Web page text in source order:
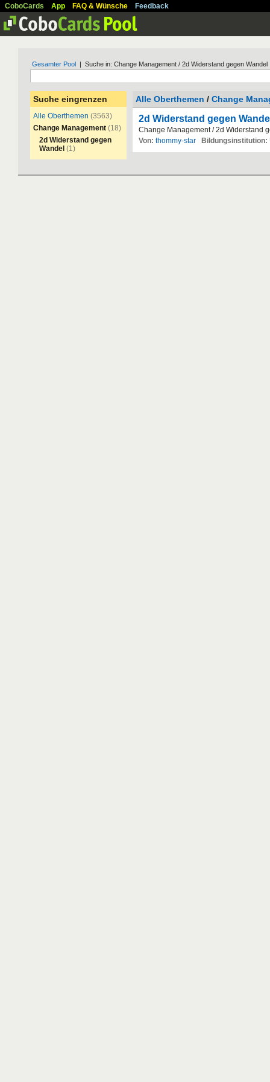
CoboCards App FAQ & Wünsche Feedback
Gesamter Pool | Suche in: Change Management / 2d Widerstand gegen Wandel
Suche eingrenzen
Alle Oberthemen (3563)
Change Management (18)
2d Widerstand gegen
Wandel (1)
Alle Oberthemen / Change
2d Widerstand gegen
Change Management/2d Widerstand
Von: thommy-star Bildungsinstitution: